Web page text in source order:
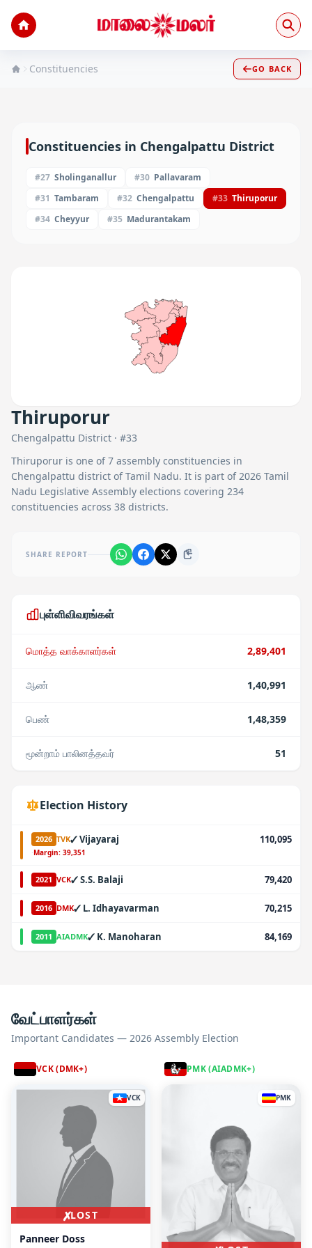
Constituencies GO BACK
Constituencies in Chengalpattu District
#27 Sholinganallur #30 Pallavaram
#31 Tambaram #32 Chengalpattu #33 Thiruporur
#34 Cheyyur #35 Madurantakam
Thiruporur
Chengalpattu District · #33
Thiruporur is one of7 assembly constituencies in
Chengalpattu district of Tamil Nadu. It is part of 2026 Tamil
Nadu Legislative Assembly elections covering 234
constituencies across 38 districts.
SHARE REPORT
புள்ளிவிவரங்கள்
மொத்த வாக்காளர்கள் 2,89,401
ஆண் 1,40,991
பெண் 1,48,359
மூன்றாம் பாலினத்தவர் 51
Election History
2026 TVK✓Vijayaraj 110,095
·Margin: 39,351
2021 VCK✓S.S. Balaji 79,420
2016 DMK✓ L. Idhayavarman 70,215
2011 AIADMK✓ K. Manoharan 84,169
வேட்பாளர்கள்
Important Candidates — 2026 Assembly Election
VCK (DMK+)
✗LOST
VCK
Panneer Doss
PMK (AIADMK+)
PMK